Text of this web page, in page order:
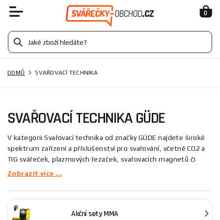
0
DOMŮ SVAŘOVACÍ TECHNIKA
SVAŘOVACÍ TECHNIKA GÜDE
V kategorii Svařovací technika od značky GÜDE najdete široké
spektrum zařízení a příslušenství pro svařování, včetně CO2 a
TIG svářeček, plazmových řezaček, svařovacích magnetů či
svářecích drátů a vozíků pro snadnou manipulaci se zdroji.
stability dílců při práci, vhodné pro profesionální i hobby použití.
Tato kategorie se vyznačuje širokým spektrem zařízení pro
Zobrazit více ...
Akční sety MMA